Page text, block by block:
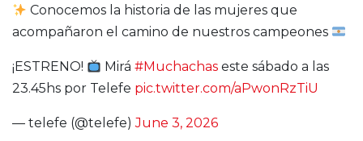
​Conocemos la historia de las mujeres que
acompañaron el camino de nuestros campeones
¡ESTRENO! Mirá#Muchachas este sábado a las
23.45hs por Telefe pic.twitter.com/aPwonRzTiU
— telefe (@telefe)June 3, 2026